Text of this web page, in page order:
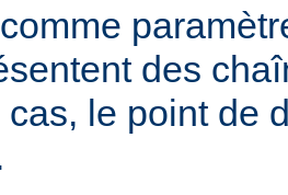
des
cas, le point de